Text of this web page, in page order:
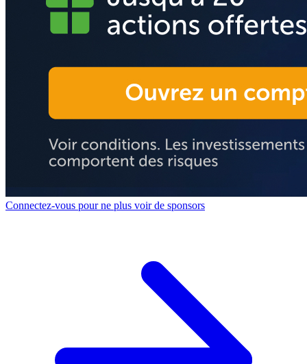
Connectez-vous pour ne plus voir de sponsors